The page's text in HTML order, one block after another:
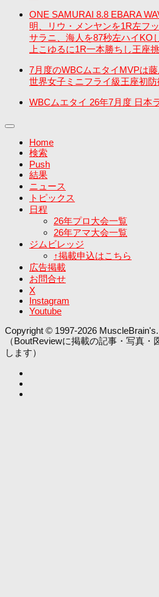
ONE SAMURAI 8.8 EBARA
明、リウ・メンヤンを1R左フ
サラニ、海人を87秒左ハイKO
上こゆるに1R一本勝ちし王座
7月度のWBCムエタイMVPは
世界女子ミニフライ級王座初防
WBCムエタイ 26年7月度 日本
Home
検索
Push
結果
ニュース
トピックス
日程
26年プロ大会一覧
26年アマ大会一覧
ジムビレッジ
↑掲載申込はこちら
広告掲載
お問合せ
X
Instagram
Youtube
Copyright © 1997-2026
（BoutReviewに掲載の記事・写真
します）